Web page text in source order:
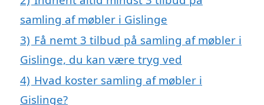
samling af møbler i Gislinge
3) Få nemt 3 tilbud på samling af møbler i
Gislinge, du kan være tryg ved
4) Hvad koster samling af møbler i
Gislinge?